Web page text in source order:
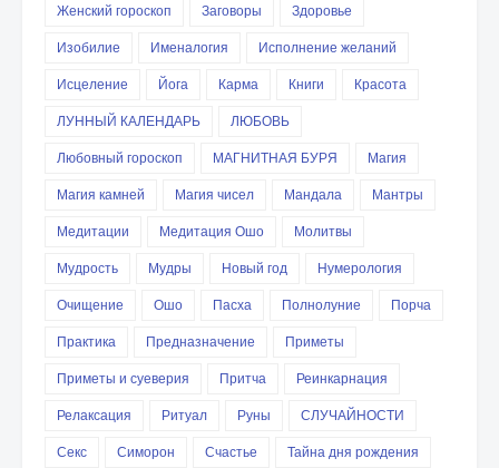
Женский гороскоп
Заговоры
Здоровье
Изобилие
Именалогия
Исполнение желаний
Исцеление
Йога Карма Книги
Красота
ЛУННЫЙ КАЛЕНДАРЬ
ЛЮБОВЬ
Любовный гороскоп
МАГНИТНАЯ БУРЯ
Магия
Магия камней
Магия чисел Мандала
Мантры
Медитации
Медитация Ошо
Молитвы
Мудрость
Мудры Новый год
Нумерология
Очищение
Ошо Пасха Полнолуние
Порча
Практика
Предназначение
Приметы
Приметы и суеверия
Притча
Реинкарнация
Релаксация
Ритуал Руны
СЛУЧАЙНОСТИ
Секс
Симорон Счастье
Тайна дня рождения